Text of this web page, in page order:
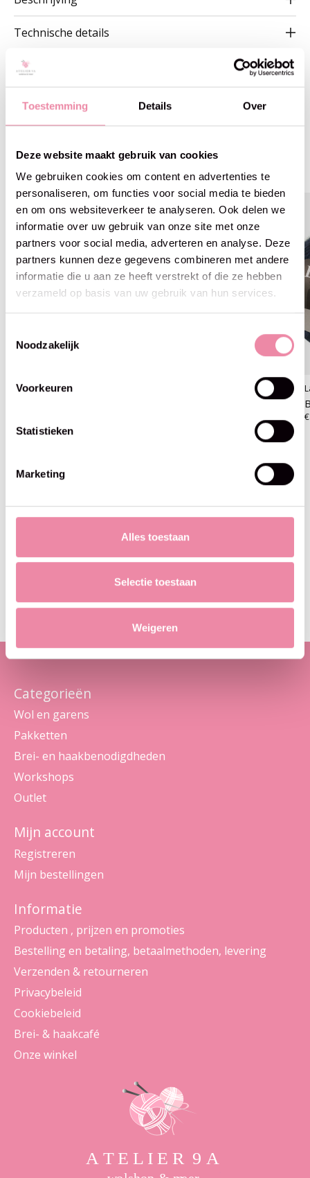
Toestemming Details Over
Deze website maakt gebruik van cookies
We gebruiken cookies om content en advertenties te
personaliseren, om functies voor social media te bieden
en om ons websiteverkeer te analyseren. Ook delen we
informatie over uw gebruik van onze site met onze
partners voor social media, adverteren en analyse. Deze
partners kunnen deze gegevens combineren met andere
informatie die u aan ze heeft verstrekt of die ze hebben
verzameld op basis van uw gebruik van hun services.
Noodzakelijk
Voorkeuren
Statistieken
Marketing
Alles toestaan
Selectie toestaan
Weigeren
Technische details
Gerelateerde producten
Carousel items
Lana Grossa
Blijf op de hoogte
Categorieën
Wol en garens
Pakketten
Brei- en haakbenodigdheden
Workshops
Outlet
Mijn account
Registreren
Mijn bestellingen
Informatie
Producten , prijzen en promoties
Bestelling en betaling, betaalmethoden, levering
Verzenden & retourneren
Privacybeleid
Cookiebeleid
Brei- & haakcafé
Onze winkel